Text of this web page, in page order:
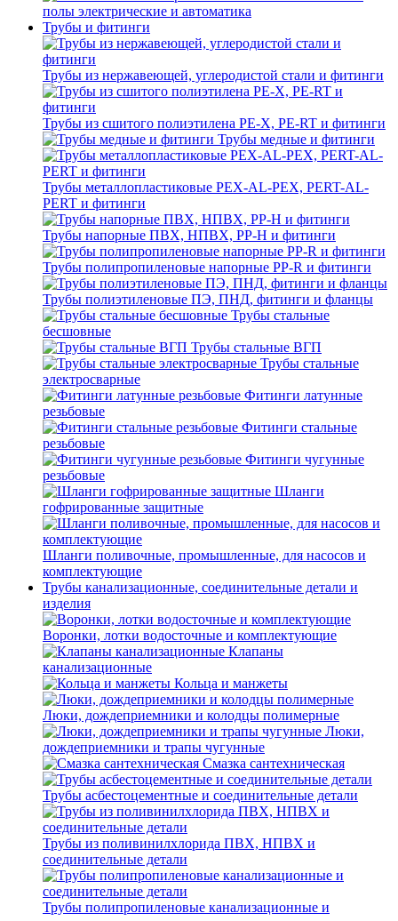
полы электрические и автоматика
Трубы и фитинги
Трубы из нержавеющей, углеродистой стали и фитинги
Трубы из сшитого полиэтилена PE-X, PE-RT и фитинги
Трубы медные и фитинги
Трубы металлопластиковые PEX-AL-PEX, PERT-AL-
PERT и фитинги
Трубы напорные ПВХ, НПВХ, PP-H и фитинги
Трубы полипропиленовые напорные PP-R и фитинги
Трубы полиэтиленовые ПЭ, ПНД, фитинги и фланцы
Трубы стальные
бесшовные
Трубы стальные ВГП
Трубы стальные
электросварные
Фитинги латунные
резьбовые
Фитинги стальные
резьбовые
Фитинги чугунные
резьбовые
Шланги
гофрированные защитные
Шланги поливочные, промышленные, для насосов и
комплектующие
Трубы канализационные, соединительные детали и
изделия
Воронки, лотки водосточные и комплектующие
Клапаны
канализационные
Кольца и манжеты
Люки, дождеприемники и колодцы полимерные
Люки,
дождеприемники и трапы чугунные
Смазка сантехническая
Трубы асбестоцементные и соединительные детали
Трубы из поливинилхлорида ПВХ, НПВХ и
соединительные детали
Трубы полипропиленовые канализационные и